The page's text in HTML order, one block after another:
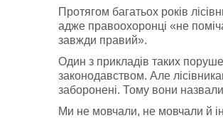
Протягом багатьох років
адже правоохоронці «не
завжди правий».
Один з прикладів таких
законодавством. Але
заборонені. Тому вони назвали
Ми не мовчали, не мовчали й